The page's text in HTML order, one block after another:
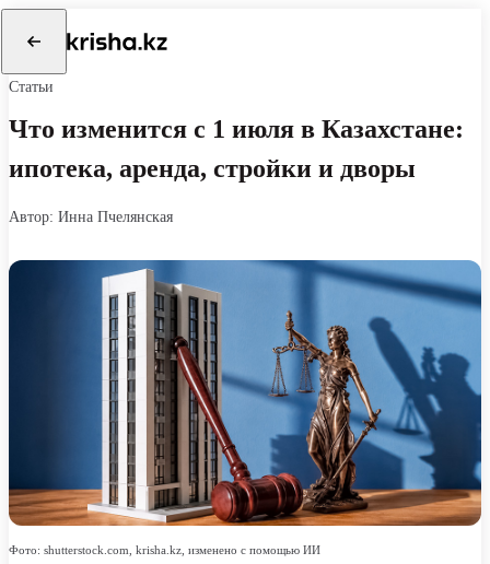
Статьи
Что изменится с 1 июля в Казахстане:
ипотека, аренда, стройки и дворы
автор: Инна Пчелянская
Фото: shutterstock.com, krisha.kz, изменено с помощью ИИ